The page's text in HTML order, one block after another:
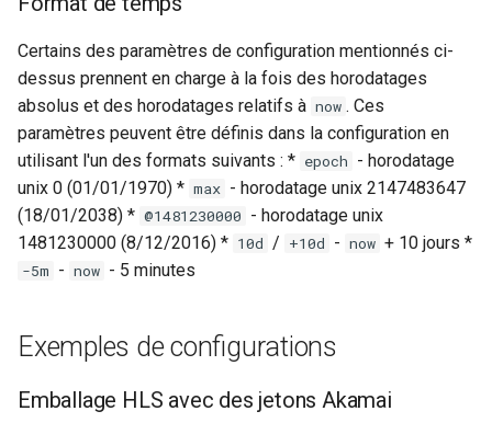
Certains des paramètres de configuration mentionnés ci-
dessus prennent en charge à la fois des horodatages
absolus et des horodatages relatifs à now . Ces
paramètres peuvent être définis dans la configuration en
utilisant l'un des formats suivants : * epoch - horodatage
unix 0 (01/01/1970) * max - horodatage unix 2147483647
(18/01/2038) * @1481230000 - horodatage unix
1481230000 (8/12/2016) * 10d / +10d - now + 10 jours *
-5m - now - 5 minutes
Exemples de configurations
Emballage HLS avec des jetons Akamai